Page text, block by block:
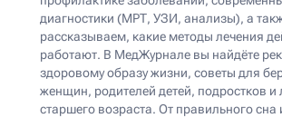
диагностики (МРТ, УЗИ, анализы), а
рассказываем, какие методы лечения
работают. В МедЖурнале вы найдёте
здоровому образу жизни, советы для
женщин, родителей детей, подростков и
старшего возраста. От правильного сна